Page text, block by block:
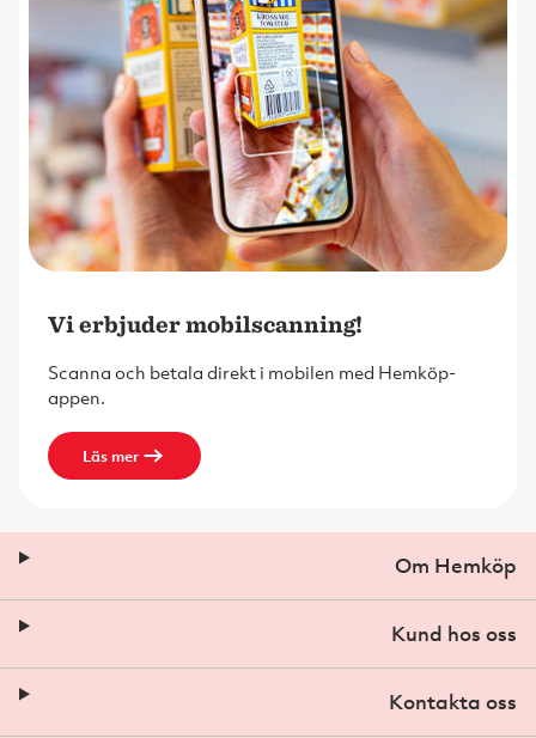
Vi erbjuder mobilscanning!
Scanna och betala direkt i mobilen med Hemköp-
appen.
Läs mer
Om Hemköp
Kund hos oss
Kontakta oss